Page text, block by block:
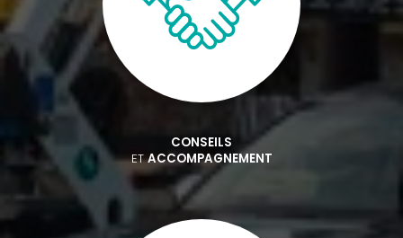
CONSEILS
ETACCOMPAGNEMENT